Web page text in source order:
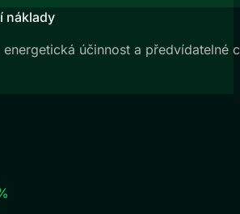
náklady
účinnost a předvídatelné